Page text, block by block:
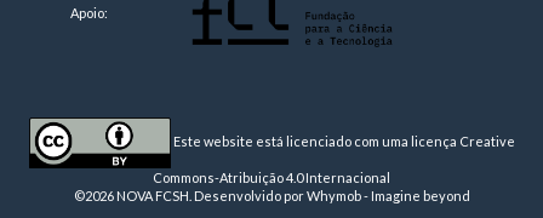
Apoio:
Este website está licenciado com uma licença Creative
Commons-Atribuição 4.0 Internacional
©2026 NOVA FCSH. Desenvolvido porWhymob - Imagine beyond